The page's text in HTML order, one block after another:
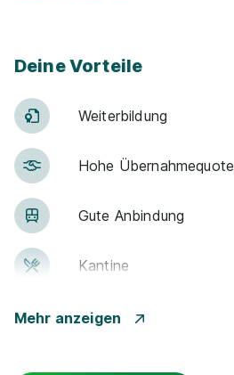
Deine Vorteile
Weiter­bildung
Hohe Über­nah­me­quote
Gute An­bin­dung
Kantine
Events
Mehr anzeigen